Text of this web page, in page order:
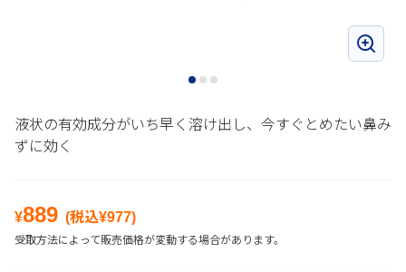
液状の有効成分がいち早く溶け出し、今すぐとめたい鼻み
ずに効く
¥889 (税込¥977)
受取方法によって販売価格が変動する場合があります。